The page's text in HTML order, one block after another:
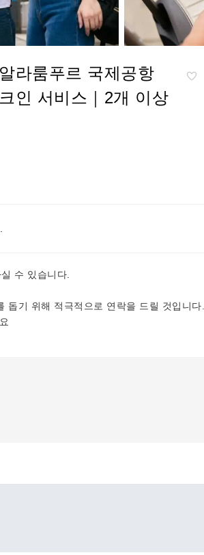
라룸푸르 국제공항
인 서비스｜2개 이상
수 있습니다.
기 위해 적극적으로 연락을 드릴 것입니다.